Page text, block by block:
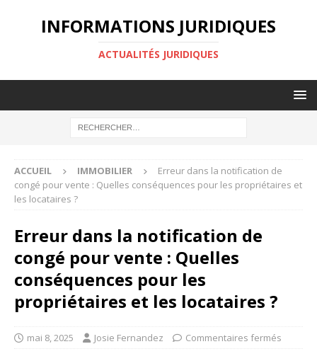
INFORMATIONS JURIDIQUES
ACTUALITÉS JURIDIQUES
ACCUEIL IMMOBILIER
Erreur dans la notification de
congé pour vente : Quelles conséquences pour les propriétaires et
les locataires ?
Erreur dans la notification de
congé pour vente : Quelles
conséquences pour les
propriétaires et les locataires ?
mai 8, 2025 Josie Fernandez Commentaires fermés